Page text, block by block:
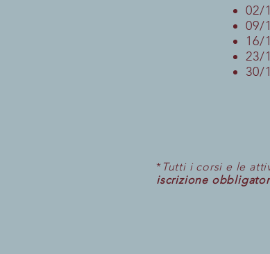
02/
09/
16/
23/
30/
* Tutti i corsi e le
iscrizione